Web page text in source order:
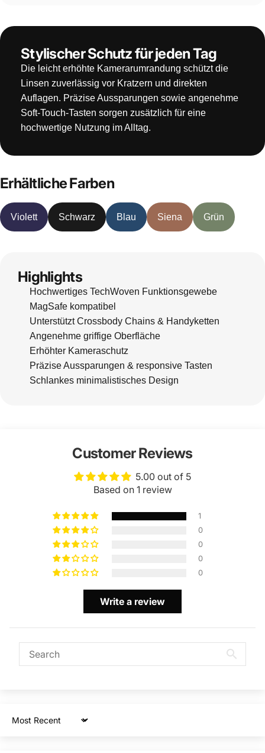
Stylischer Schutz für jeden Tag
Die leicht erhöhte Kamerarumrandung schützt die
Linsen zuverlässig vor Kratzern und direkten
Auflagen. Präzise Aussparungen sowie angenehme
Soft-Touch-Tasten sorgen zusätzlich für eine
hochwertige Nutzung im Alltag.
Erhältliche Farben
Violett Schwarz Blau Siena Grün
Highlights
Hochwertiges TechWoven Funktionsgewebe
MagSafe kompatibel
Unterstützt Crossbody Chains & Handyketten
Angenehme griffige Oberfläche
Erhöhter Kameraschutz
Präzise Aussparungen & responsive Tasten
Schlankes minimalistisches Design
Customer Reviews
5.00 out of 5
Based on 1 review
1
0
0
0
0
Write a review
Sort by